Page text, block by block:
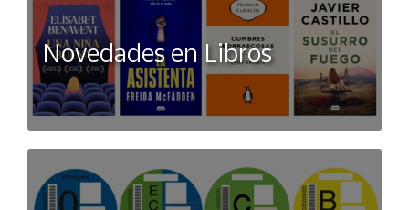
Novedades en Libros